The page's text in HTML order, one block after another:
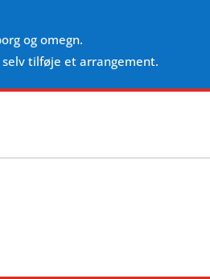
og omegn.
tilføje et arrangement.